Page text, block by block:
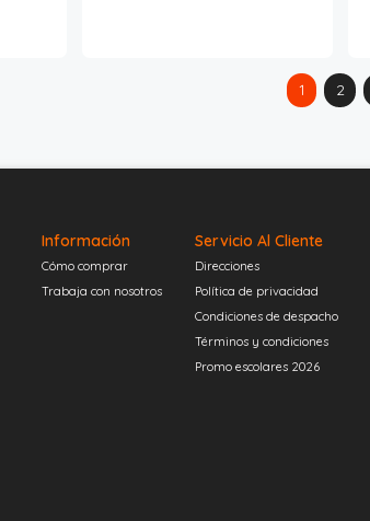
1 2
Información
Cómo comprar
Trabaja con nosotros
Servicio Al Cliente
Direcciones
Política de privacidad
Condiciones de despacho
Términos y condiciones
Promo escolares 2026